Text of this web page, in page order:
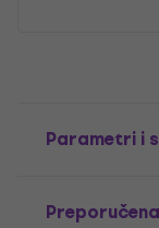
Parametri i